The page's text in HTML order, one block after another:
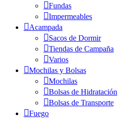
Fundas
Impermeables
Acampada
Sacos de Dormir
Tiendas de Campaña
Varios
Mochilas y Bolsas
Mochilas
Bolsas de Hidratación
Bolsas de Transporte
Fuego